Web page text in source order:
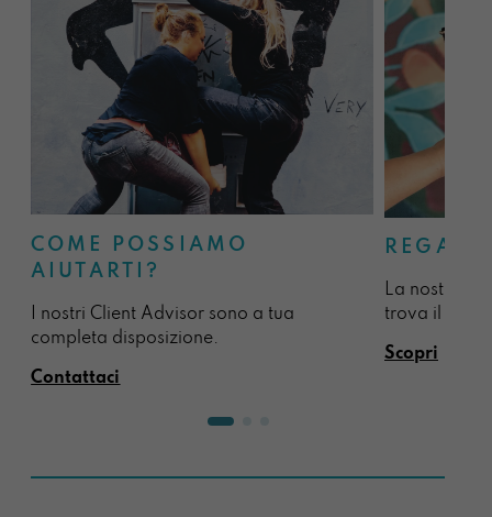
COME POSSIAMO
AIUTARTI?
I nostri Client Advisor sono a tua
completa disposizione.
Contattaci
La nostra
trova il
Scopri